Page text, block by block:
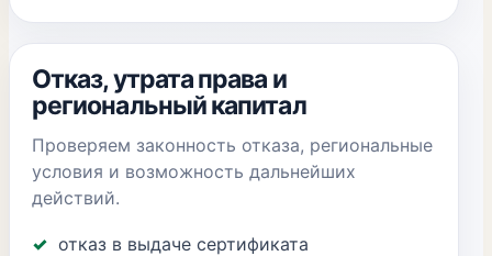
Отказ, утрата права и
региональный капитал
Проверяем законность отказа, региональные
условия и возможность дальнейших
действий.
отказ в выдаче сертификата